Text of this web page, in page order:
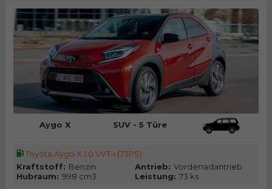
Aygo X SUV - 5 Türe
Toyota Aygo X 1.0 VVT-i (73PS)
Kraftstoff: Benzin Antrieb: Vorderradantrieb
Hubraum: 998 cm3 Leistung: 73 ks